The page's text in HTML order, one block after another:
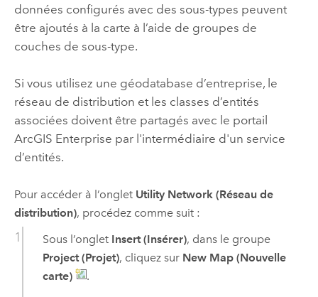
données configurés avec des sous-types peuvent
être ajoutés à la carte à l’aide de groupes de
couches de sous-type.
Si vous utilisez une géodatabase d’entreprise, le
réseau de distribution et les classes d’entités
associées doivent être partagés avec le portail
ArcGIS Enterprise par l'intermédiaire d'un service
d’entités.
Pour accéder à l’onglet Utility Network (Réseau de
distribution), procédez comme suit :
Sous l’onglet Insert (Insérer), dans le groupe
Project (Projet), cliquez sur New Map (Nouvelle
carte)
.